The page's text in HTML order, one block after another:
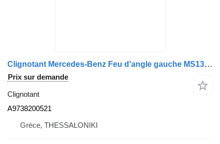
Clignotant Mercedes-Benz Feu d'angle gauche MS130385 - Pièces de rechange A9738200521 pour camion Mercedes-Benz
Prix sur demande
Clignotant
A9738200521
Grèce, THESSALONIKI